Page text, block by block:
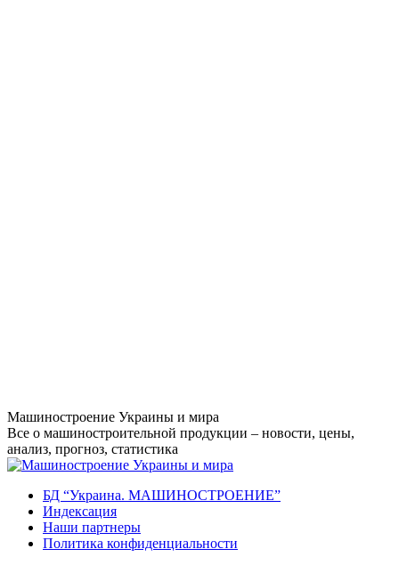
Перейти
к
содержанию
Машиностроение Украины и мира
Все о машиностроительной продукции – новости, цены,
анализ, прогноз, статистика
БД “Украина. МАШИНОСТРОЕНИЕ”
Индекcация
Наши партнеры
Политика конфиденциальности